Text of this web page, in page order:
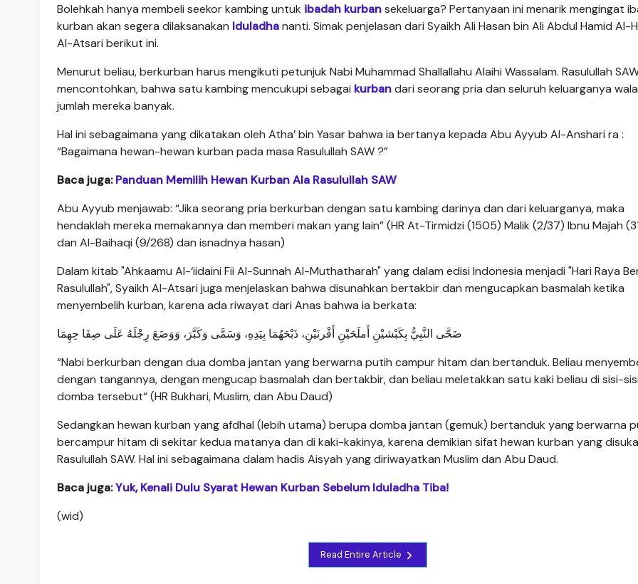
Bolehkah hanya membeli seekor kambing untuk ibadah kurbansekeluarga? Pertanyaan ini menarik mengingat
kurban akan segera dilaksanakan Iduladhananti. Simak penjelasan dari Syaikh Ali Hasan bin Ali Abdul Hamid Al-
Al-Atsari berikut ini.
Menurut beliau, berkurban harus mengikuti petunjuk Nabi Muhammad Shallallahu Alaihi Wassalam. Rasulullah
mencontohkan, bahwa satu kambing mencukupi sebagai kurbandari seorang pria dan seluruh keluarganya
jumlah mereka banyak.
Hal ini sebagaimana yang dikatakan oleh Atha’ bin Yasar bahwa ia bertanya kepada Abu Ayyub Al-Anshari ra :
“Bagaimana hewan-hewan kurban pada masa Rasulullah SAW ?”
Baca juga:Panduan Memilih Hewan Kurban Ala Rasulullah SAW
Abu Ayyub menjawab: “Jika seorang pria berkurban dengan satu kambing darinya dan dari keluarganya, maka
hendaklah mereka memakannya dan memberi makan yang lain” (HR At-Tirmidzi (1505) Malik (2/37) Ibnu Majah
dan Al-Baihaqi (9/268) dan isnadnya hasan)
Dalam kitab "Ahkaamu Al-‘iidaini Fii Al-Sunnah Al-Muthatharah" yang dalam edisi Indonesia menjadi "Hari Raya
Rasulullah", Syaikh Al-Atsari juga menjelaskan bahwa disunahkan bertakbir dan mengucapkan basmalah ketika
menyembelih kurban, karena ada riwayat dari Anas bahwa ia berkata:
ضَحَّى النَّبِيُّ بِكَبْشيْنِ أَملَحَيْنِ أَقْرنَيْنِ، ذَبْحَهُمَا بِيَدِهِ، وَسَمَّى وَكَبَّرَ، وَوَضَعَ رِجْلَهُ عَلَى صِفَا حِهِمَا
“Nabi berkurban dengan dua domba jantan yang berwarna putih campur hitam dan bertanduk. Beliau
dengan tangannya, dengan mengucap basmalah dan bertakbir, dan beliau meletakkan satu kaki beliau di sisi-
domba tersebut“ (HR Bukhari, Muslim, dan Abu Daud)
Sedangkan hewan kurban yang afdhal (lebih utama) berupa domba jantan (gemuk) bertanduk yang berwarna
bercampur hitam di sekitar kedua matanya dan di kaki-kakinya, karena demikian sifat hewan kurban yang
Rasulullah SAW. Hal ini sebagaimana dalam hadis Aisyah yang diriwayatkan Muslim dan Abu Daud.
Baca juga:Yuk, Kenali Dulu Syarat Hewan Kurban Sebelum Iduladha Tiba!
(wid)
Read Entire Article